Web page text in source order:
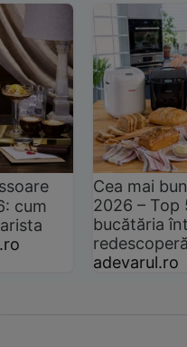
cum
Cea mai
2026 –
bucătăria
adevarul.ro